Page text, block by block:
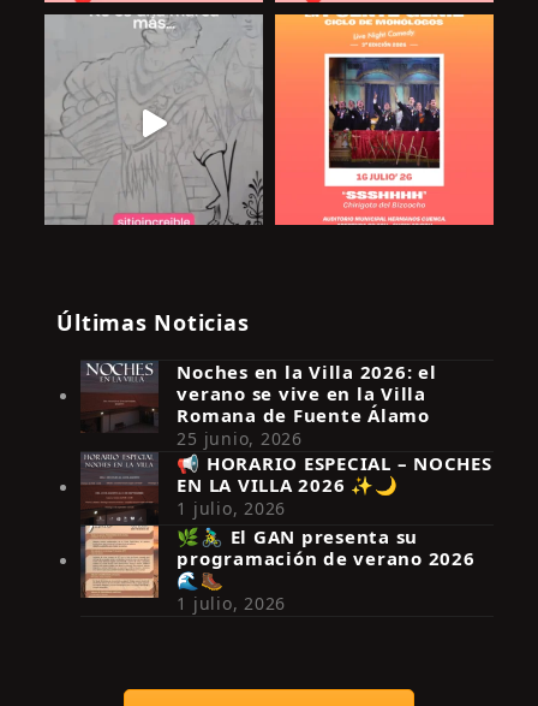
Síguenos en Instagram
Últimas Noticias
Noches en la Villa 2026: el
verano se vive en la Villa
Romana de Fuente Álamo
25 junio, 2026
📢 HORARIO ESPECIAL – NOCHES
EN LA VILLA 2026 ✨🌙
1 julio, 2026
🌿🚴‍♂️ El GAN presenta su
programación de verano 2026
🌊🥾
1 julio, 2026